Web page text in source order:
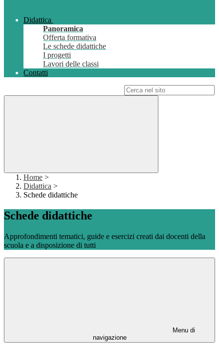
Didattica
Panoramica
Offerta formativa
Le schede didattiche
I progetti
Lavori delle classi
Contatti
Home >
Didattica >
Schede didattiche
Schede didattiche
Approfondimenti tematici, guide e esercizi creati dai docenti della
scuola e a disposizione di tutti
Menu di
navigazione